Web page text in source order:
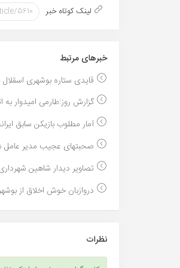
لینک کوتاه خبر
خبر‌های مرتبط
قایدی ستاره بوشهری
گزارش روز:طارمی امیدوار
آمار مطلوب بازیکن سابق
صحبتهای عجیب مدیر عامل
تصاویر دیدار شاهین
دروازبان خوش اخلاق از
نظرات